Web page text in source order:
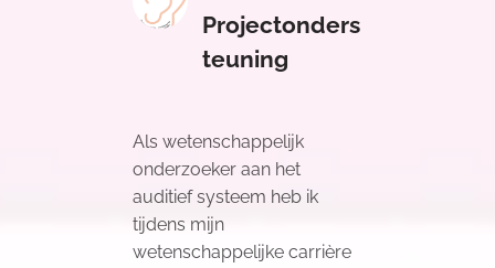
Projectonders
teuning
Als wetenschappelijk
onderzoeker aan het
auditief systeem heb ik
tijdens mijn
wetenschappelijke carrière